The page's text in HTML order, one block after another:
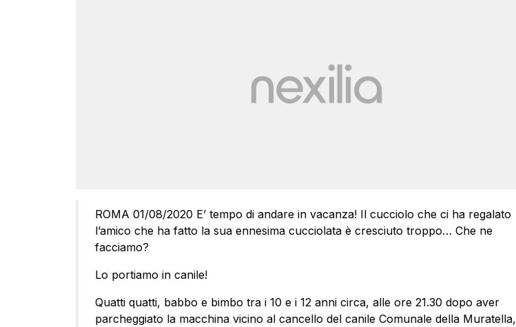
ROMA 01/08/2020 E’ tempo di andare in vacanza! Il cucciolo che ci ha regalato
l’amico che ha fatto la sua ennesima cucciolata è cresciuto troppo… Che ne
facciamo?
Lo portiamo in canile!
Quatti quatti, babbo e bimbo tra i 10 e i 12 anni circa, alle ore 21.30 dopo aver
parcheggiato la macchina vicino al cancello del canile Comunale della Muratella,